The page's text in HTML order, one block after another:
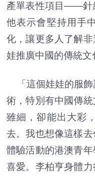
產單表性項目——針
他表示會堅持用手
化，讓更多人了解
娃推廣中國的傳統文
「這個娃娃的服飾
術，特別有中國傳
雖細，卻能出大彩
去。我也想像這樣
體驗活動的港澳青
喜愛。李柏亨身體